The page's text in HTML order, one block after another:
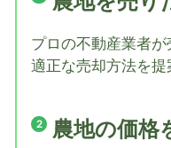
プロの不動産業者
適正な売却方法を提
農地の価格